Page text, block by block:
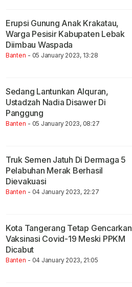
Erupsi Gunung Anak Krakatau,
Warga Pesisir Kabupaten Lebak
Diimbau Waspada
Banten - 05 January 2023, 13:28
Sedang Lantunkan Alquran,
Ustadzah Nadia Disawer Di
Panggung
Banten - 05 January 2023, 08:27
Truk Semen Jatuh Di Dermaga 5
Pelabuhan Merak Berhasil
Dievakuasi
Banten - 04 January 2023, 22:27
Kota Tangerang Tetap Gencarkan
Vaksinasi Covid-19 Meski PPKM
Dicabut
Banten - 04 January 2023, 21:05